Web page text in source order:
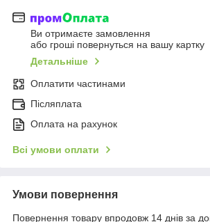
Ви отримаєте замовлення
або гроші повернуться на вашу картку
Детальніше
Оплатити частинами
Післяплата
Оплата на рахунок
Всі умови оплати
Умови повернення
Повернення товару впродовж 14 днів за